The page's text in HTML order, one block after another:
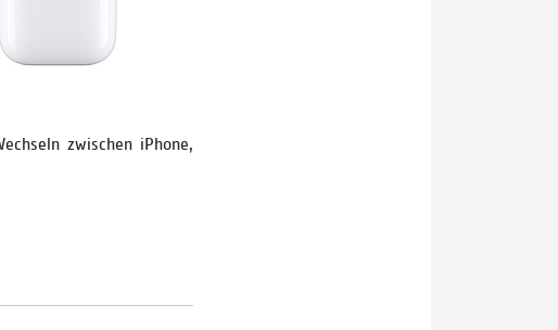
zwischen iPhone,